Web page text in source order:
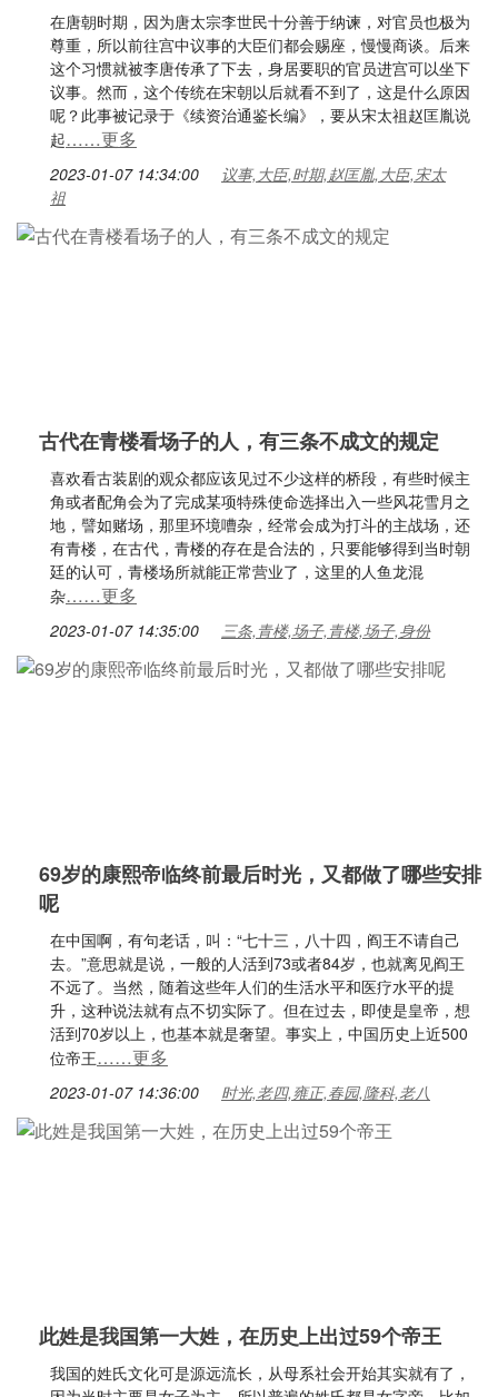
在唐朝时期，因为唐太宗李世民十分善于纳谏，对官员也极为
尊重，所以前往宫中议事的大臣们都会赐座，慢慢商谈。后来
这个习惯就被李唐传承了下去，身居要职的官员进宫可以坐下
议事。然而，这个传统在宋朝以后就看不到了，这是什么原因
呢？此事被记录于《续资治通鉴长编》，要从宋太祖赵匡胤说
起……更多
2023-01-07 14:34:00
议事,大臣,时期,赵匡胤,大臣,宋太
祖
古代在青楼看场子的人，有三条不成文的规定
喜欢看古装剧的观众都应该见过不少这样的桥段，有些时候主
角或者配角会为了完成某项特殊使命选择出入一些风花雪月之
地，譬如赌场，那里环境嘈杂，经常会成为打斗的主战场，还
有青楼，在古代，青楼的存在是合法的，只要能够得到当时朝
廷的认可，青楼场所就能正常营业了，这里的人鱼龙混
杂……更多
2023-01-07 14:35:00 三条,青楼,场子,青楼,场子,身份
69岁的康熙帝临终前最后时光，又都做了哪些安排
呢
在中国啊，有句老话，叫：“七十三，八十四，阎王不请自己
去。”意思就是说，一般的人活到73或者84岁，也就离见阎王
不远了。当然，随着这些年人们的生活水平和医疗水平的提
升，这种说法就有点不切实际了。但在过去，即使是皇帝，想
活到70岁以上，也基本就是奢望。事实上，中国历史上近500
位帝王……更多
2023-01-07 14:36:00 时光,老四,雍正,春园,隆科,老八
此姓是我国第一大姓，在历史上出过59个帝王
我国的姓氏文化可是源远流长，从母系社会开始其实就有了，